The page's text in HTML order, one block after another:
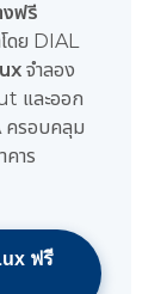
ฟรี
ย DIAL
จำลอง
และออก
ครอบคลุม
าร
ฟรี